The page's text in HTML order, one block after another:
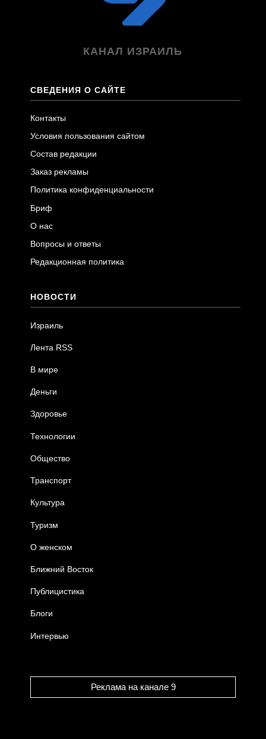
КАНАЛ ИЗРАИЛЬ
СВЕДЕНИЯ О САЙТЕ
Контакты
Условия пользования сайтом
Состав редакции
Заказ рекламы
Политика конфиденциальности
Бриф
О нас
Вопросы и ответы
Редакционная политика
НОВОСТИ
Израиль
Лента RSS
В мире
Деньги
Здоровье
Технологии
Общество
Транспорт
Культура
Туризм
О женском
Ближний Восток
Публицистика
Блоги
Интервью
Реклама на канале 9